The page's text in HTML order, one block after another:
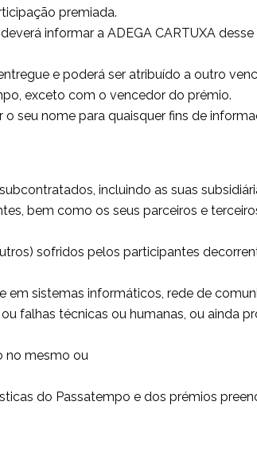
premiada.
informar a ADEGA CARTUXA
e poderá ser atribuído a outro
exceto com o vencedor do prémio.
seu nome para quaisquer fins de
incluindo as suas
bem como os seus parceiros e
sofridos pelos participantes
sistemas informáticos, rede de
falhas técnicas ou humanas, ou ainda
no mesmo ou
do Passatempo e dos prémios